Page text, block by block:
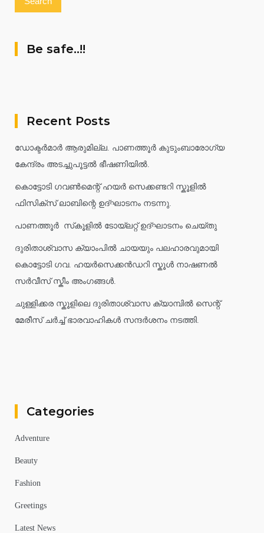
Be safe..!!
Recent Posts
ഡോക്ടർമാർ ആരുമില്ല. പാണത്തൂർ കുടുംബാരോഗ്യ
കേന്ദ്രം അടച്ചുപൂട്ടൽ ഭീഷണിയിൽ.
കൊട്ടോടി ഗവൺമെന്റ് ഹയർ സെക്കണ്ടറി സ്കൂളിൽ
ഫിസിക്സ് ലാബിന്റെ ഉദ്ഘാടനം നടന്നു.
പാണത്തൂർ സ്‌കൂളിൽ ടോയ്ലറ്റ് ഉദ്ഘാടനം ചെയ്തു
ദുരിതാശ്വാസ ക്യാംപിൽ ചായയും പലഹാരവുമായി
കൊട്ടോടി ഗവ. ഹയർസെക്കൻഡറി സ്കൂൾ നാഷണൽ
സർവീസ് സ്കീം അംഗങ്ങൾ.
ചുള്ളിക്കര സ്കൂളിലെ ദുരിതാശ്വാസ ക്യാമ്പിൽ സെന്റ്
മേരീസ് ചർച്ച് ഭാരവാഹികൾ സന്ദർശനം നടത്തി.
Categories
Adventure
Beauty
Fashion
Greetings
Latest News